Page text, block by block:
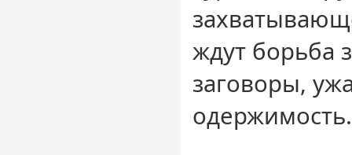
ждут борьба
заговоры,
одержимость.